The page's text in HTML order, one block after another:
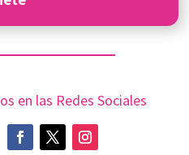
en las Redes Sociales